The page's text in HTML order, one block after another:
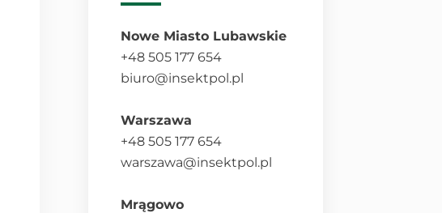
Nowe Miasto Lubawskie
+48 505 177 654
biuro@insektpol.pl
Warszawa
+48 505 177 654
warszawa@insektpol.pl
Mrągowo